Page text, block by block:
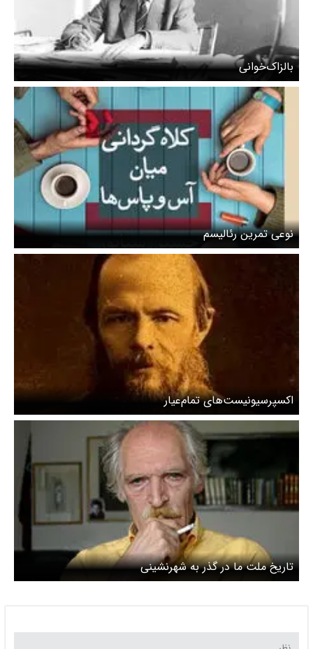
بالزاک‌خوانی
نوعی تمرین رئالیسم
اکسپرسیونیست‌های تمام‌عیار
تاریخ ملت ما در گذر به شهرنشینی